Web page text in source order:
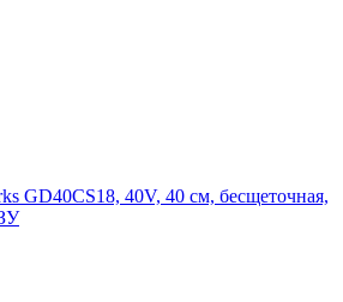
GD40CS18, 40V, 40 см, бесщеточная,